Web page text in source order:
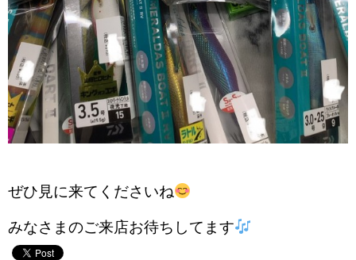
ぜひ見に来てくださいね
みなさまのご来店お待ちしてます